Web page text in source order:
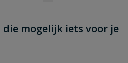
mogelijk iets voor je